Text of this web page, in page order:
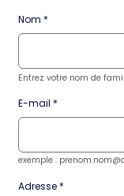
Nom
Entrez votre nom de
E-mail
exemple :
Adresse